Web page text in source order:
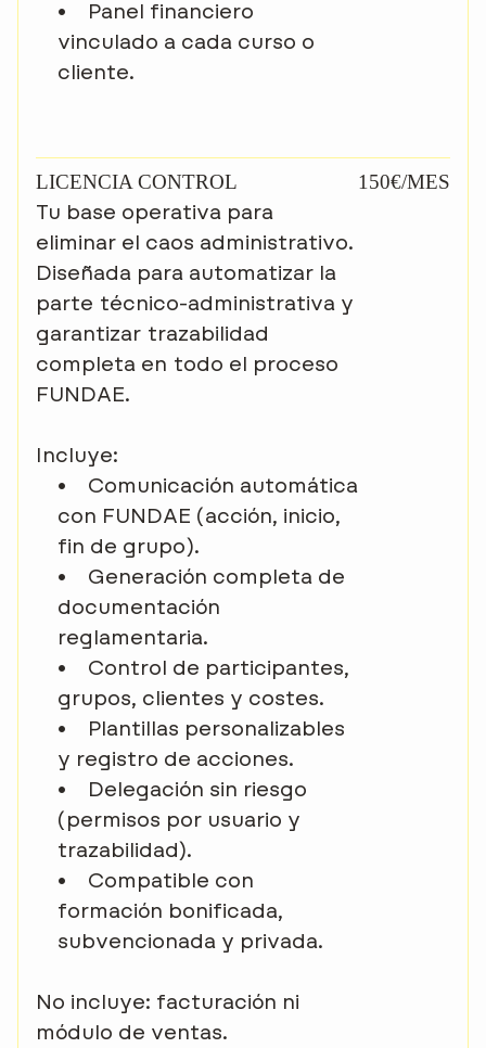
•
Panel financiero
vinculado a cada curso o
cliente.
LICENCIA CONTROL
Tu base operativa para
eliminar el caos administrativo.
Diseñada para automatizar la
parte técnico-administrativa y
garantizar trazabilidad
completa en todo el proceso
FUNDAE.
Incluye:
•
Comunicación automática
con FUNDAE (acción, inicio,
fin de grupo).
•
Generación completa de
documentación
reglamentaria.
•
Control de participantes,
grupos, clientes y costes.
•
Plantillas personalizables
y registro de acciones.
•
Delegación sin riesgo
(permisos por usuario y
trazabilidad).
•
Compatible con
formación bonificada,
subvencionada y privada.
No incluye: facturación ni
módulo de ventas.
150€/MES